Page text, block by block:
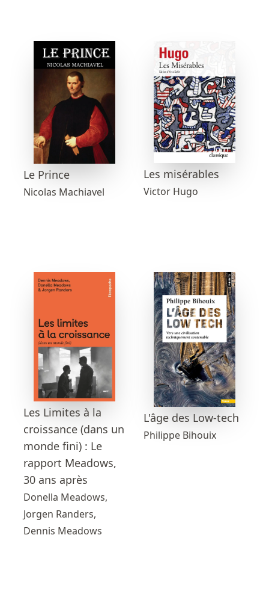
Le Prince
Nicolas Machiavel
Les misérables
Victor Hugo
Les Limites à la
croissance (dans un
monde fini) : Le
rapport Meadows,
30 ans après
Donella Meadows,
Jorgen Randers,
Dennis Meadows
L'âge des Low-tech
Philippe Bihouix